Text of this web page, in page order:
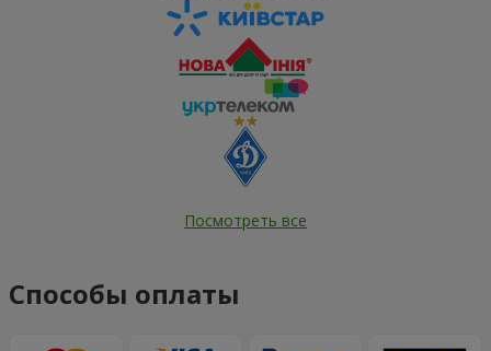
Посмотреть все
Способы оплаты